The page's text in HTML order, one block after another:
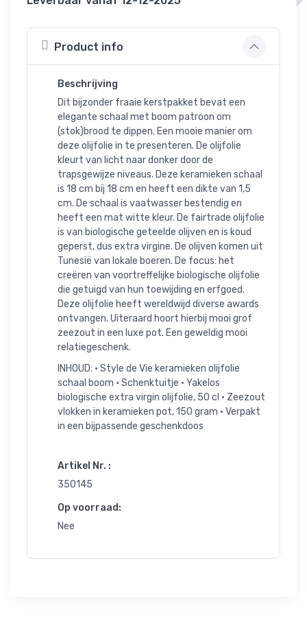
Product info
Beschrijving
Dit bijzonder fraaie kerstpakket bevat een
elegante schaal met boom patroon om
(stok)brood te dippen. Een mooie manier om
deze olijfolie in te presenteren. De olijfolie
kleurt van licht naar donker door de
trapsgewijze niveaus. Deze keramieken schaal
is 18 cm bij 18 cm en heeft een dikte van 1,5
cm. De schaal is vaatwasser bestendig en
heeft een mat witte kleur. De fairtrade olijfolie
is van biologische geteelde olijven en is koud
geperst, dus extra virgine. De olijven komen uit
Tunesië van lokale boeren. De focus: het
creëren van voortreffelijke biologische olijfolie
die getuigd van hun toewijding en erfgoed.
Deze olijfolie heeft wereldwijd diverse awards
ontvangen. Uiteraard hoort hierbij mooi grof
zeezout in een luxe pot. Een geweldig mooi
relatiegeschenk.
INHOUD: • Style de Vie keramieken olijfolie
schaal boom • Schenktuitje • Yakelos
biologische extra virgin olijfolie, 50 cl • Zeezout
vlokken in keramieken pot, 150 gram • Verpakt
in een bijpassende geschenkdoos
Artikel Nr. :
350145
Op voorraad:
Nee